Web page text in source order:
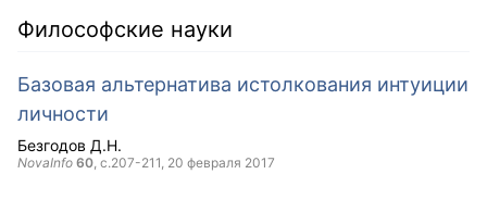
Философские науки
Базовая альтернатива истолкования интуиции
личности
Безгодов Д.Н.
NovaInfo 60, с.207-211, 20 февраля 2017